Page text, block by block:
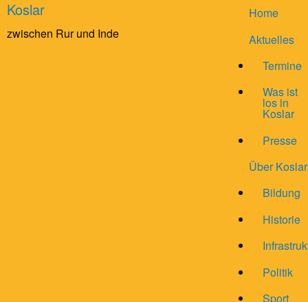
Koslar
zwischen Rur und Inde
Home
Aktuelles
Termine
Was ist
los in
Koslar
Presse
Über Koslar
Bildung
Historie
Politik
Sport